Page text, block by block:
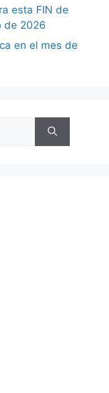
esta FIN de
de 2026
en el mes de